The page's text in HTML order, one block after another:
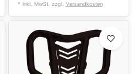
* Inkl. MwSt. zzgl. Versandkosten